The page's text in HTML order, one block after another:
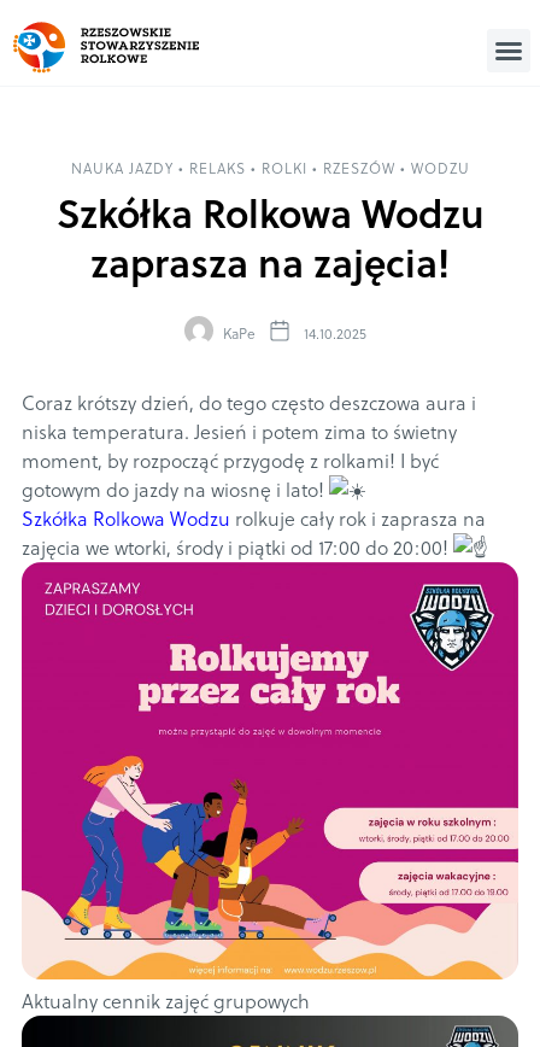
NAUKA JAZDY • RELAKS • ROLKI • RZESZÓW • WODZU
Szkółka Rolkowa Wodzu
zaprasza na zajęcia!
KaPe 14.10.2025
Coraz krótszy dzień, do tego często deszczowa aura i
niska temperatura. Jesień i potem zima to świetny
moment, by rozpocząć przygodę z rolkami! I być
gotowym do jazdy na wiosnę i lato!
Szkółka Rolkowa Wodzu rolkuje cały rok i zaprasza na
zajęcia we wtorki, środy i piątki od 17:00 do 20:00!
Aktualny cennik zajęć grupowych